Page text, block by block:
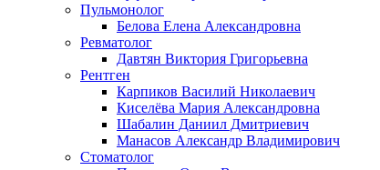
Пульмонолог
Белова Елена Александровна
Ревматолог
Давтян Виктория Григорьевна
Рентген
Карпиков Василий Николаевич
Киселёва Мария Александровна
Шабалин Даниил Дмитриевич
Манасов Александр Владимирович
Стоматолог